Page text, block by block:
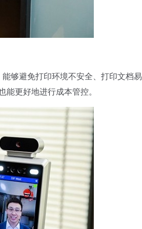
够避免打印环境不安全、打印文档
更好地进行成本管控。